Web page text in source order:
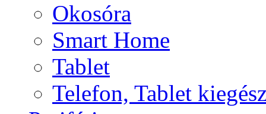
Okosóra
Smart Home
Tablet
Telefon, Tablet